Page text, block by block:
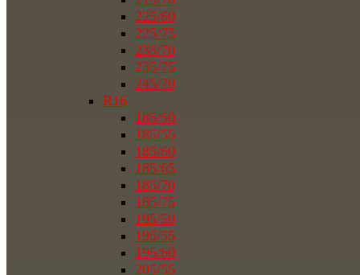
225/60
225/75
235/70
235/75
245/70
R16
185/50
185/55
185/60
185/65
185/70
185/75
195/50
195/55
195/60
205/55